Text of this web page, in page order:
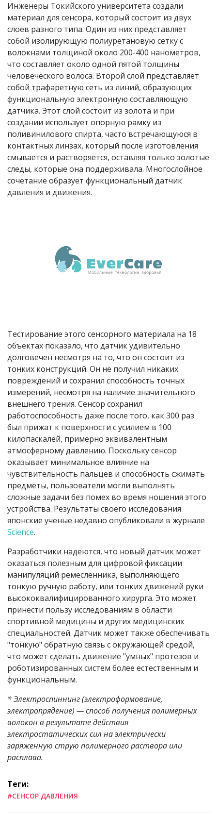
Инженеры Токийского университета создали
материал для сенсора, который состоит из двух
слоев разного типа. Один из них представляет
собой изолирующую полиуретановую сетку с
волокнами толщиной около 200-400 нанометров,
что составляет около одной пятой толщины
человеческого волоса. Второй слой представляет
собой трафаретную сеть из линий, образующих
функциональную электронную составляющую
датчика. Этот слой состоит из золота и при
создании использует опорную рамку из
поливинилового спирта, часто встречающуюся в
контактных линзах, который после изготовления
смывается и растворяется, оставляя только золотые
следы, которые она поддерживала. Многослойное
сочетание образует функциональный датчик
давления и движения.
Тестирование этого сенсорного материала на 18
объектах показало, что датчик удивительно
долговечен несмотря на то, что он состоит из
тонких конструкций. Он не получил никаких
повреждений и сохранил способность точных
измерений, несмотря на наличие значительного
внешнего трения. Сенсор сохранил
работоспособность даже после того, как 300 раз
был прижат к поверхности с усилием в 100
килопаскалей, примерно эквивалентным
атмосферному давлению. Поскольку сенсор
оказывает минимальное влияние на
чувствительность пальцев и способность сжимать
предметы, пользователи могли выполнять
сложные задачи без помех во время ношения этого
устройства. Результаты своего исследования
японские ученые недавно опубликовали в журнале
Science.
Разработчики надеются, что новый датчик может
оказаться полезным для цифровой фиксации
манипуляций ремесленника, выполняющего
тонкую ручную работу, или тонких движений руки
высококвалифицированного хирурга. Это может
принести пользу исследованиям в области
спортивной медицины и других медицинских
специальностей. Датчик может также обеспечивать
"тонкую" обратную связь с окружающей средой,
что может сделать движение "умных" протезов и
роботизированных систем более естественным и
функциональным.
*Электроспиннинг (электроформование,
электропрядение) — способ получения полимерных
волокон в результате действия
электростатических сил на электрически
заряженную струю полимерного раствора или
расплава.
Теги:
#СЕНСОР ДАВЛЕНИЯ